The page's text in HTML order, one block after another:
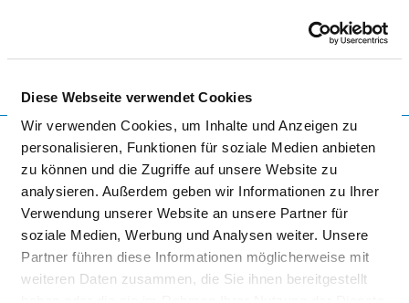
Diese Webseite verwendet Cookies
Wir verwenden Cookies, um Inhalte und Anzeigen zu
personalisieren, Funktionen für soziale Medien anbieten
zu können und die Zugriffe auf unsere Website zu
analysieren. Außerdem geben wir Informationen zu Ihrer
Verwendung unserer Website an unsere Partner für
soziale Medien, Werbung und Analysen weiter. Unsere
Partner führen diese Informationen möglicherweise mit
weiteren Daten zusammen, die Sie ihnen bereitgestellt
To the hospital’s home page
VIVANTES HUMBOLDT-
KLINIKUM, AMBULATORIUM
SEELISCHE GESUNDHEIT